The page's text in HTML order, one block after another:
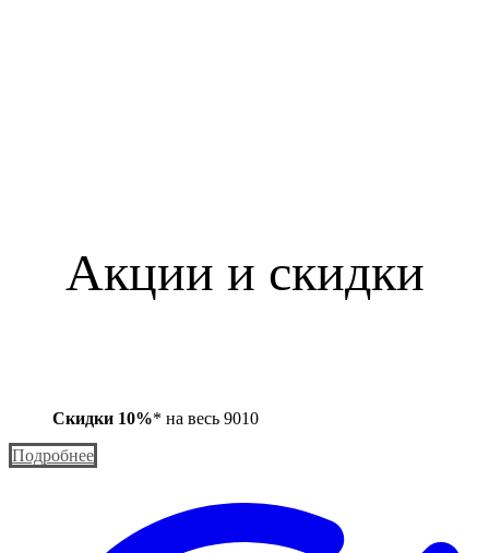
Акции и скидки
Скидки 10%* на весь 9010
Подробнее